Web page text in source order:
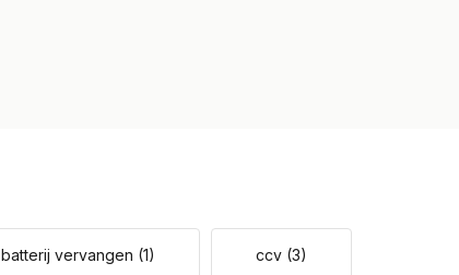
batterij vervangen (1) ccv (3)